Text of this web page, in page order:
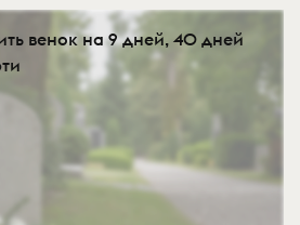
венок на 9 дней, 40 дней